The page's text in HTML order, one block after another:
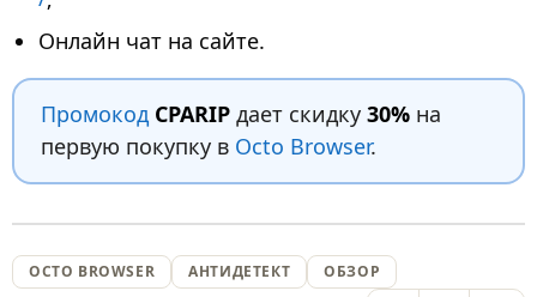
Онлайн чат на сайте.
Промокод CPARIPдает скидку 30%на
первую покупку в Octo Browser.
OCTO BROWSER АНТИДЕТЕКТ ОБЗОР